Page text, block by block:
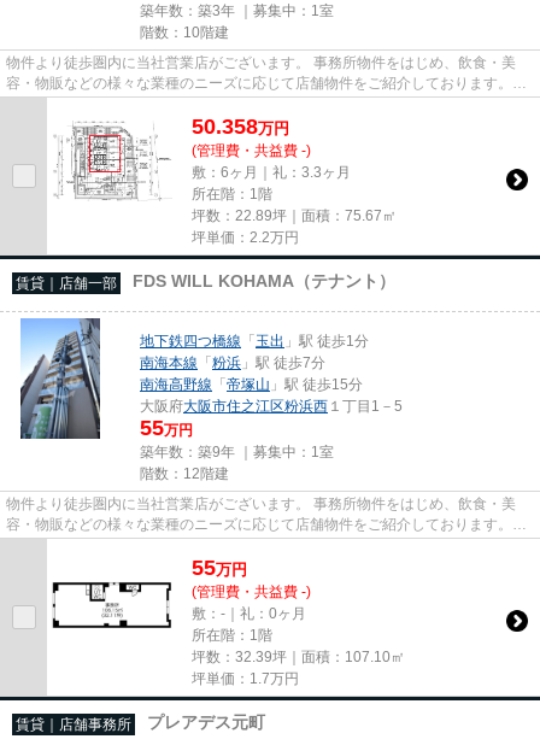
築年数：築3年 ｜募集中： 1室
階数：10階建
物件より徒歩圏内に当社営業店がございます。 事務所物件をはじめ、飲食・美
容・物販などの様々な業種のニーズに応じて店舗物件をご紹介しております。
尚、弊社ではおとり広告は一切...
50.358万円
(管理費・共益費 -)
敷：6ヶ月｜礼：3.3ヶ月
所在階：1階
坪数：22.89坪｜面積：75.67㎡
坪単価： 2.2万円
賃貸｜店舗一部 FDS WILL KOHAMA（テナント）
地下鉄四つ橋線 「玉出 」駅 徒歩1分
南海本線 「粉浜 」駅 徒歩7分
南海高野線 「帝塚山 」駅 徒歩15分
大阪府大阪市住之江区粉浜西 １丁目1－5
55万円
築年数：築9年 ｜募集中： 1室
階数：12階建
物件より徒歩圏内に当社営業店がございます。 事務所物件をはじめ、飲食・美
容・物販などの様々な業種のニーズに応じて店舗物件をご紹介しております。
尚、弊社ではおとり広告は一切...
55万円
(管理費・共益費 -)
敷：-｜礼：0ヶ月
所在階：1階
坪数：32.39坪｜面積：107.10㎡
坪単価： 1.7万円
賃貸｜店舗事務所 プレアデス元町